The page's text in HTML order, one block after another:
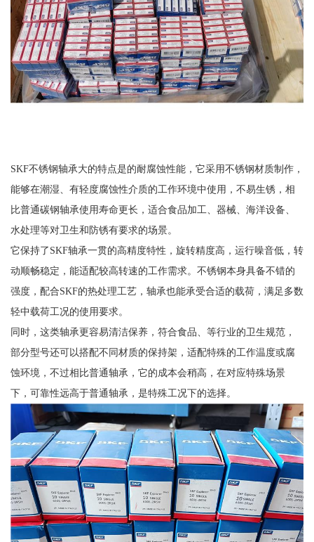
SKF不锈钢轴承大的特点是的耐腐蚀性能，它采用不锈钢材质制作，
能够在潮湿、有轻度腐蚀性介质的工作环境中使用，不易生锈，相
比普通碳钢轴承使用寿命更长，适合食品加工、器械、海洋设备、
水处理等对卫生和防锈有要求的场景。
它保持了SKF轴承一贯的高精度特性，旋转精度高，运行噪音低，转
动顺畅稳定，能适配较高转速的工作需求。不锈钢本身具备不错的
强度，配合SKF的热处理工艺，轴承也能承受合适的载荷，满足多数
轻中载荷工况的使用要求。
同时，这类轴承更容易清洁保养，符合食品、等行业的卫生规范，
部分型号还可以搭配不同材质的保持架，适配特殊的工作温度或腐
蚀环境，不过相比普通轴承，它的成本会稍高，在对应特殊场景
下，可靠性远高于普通轴承，是特殊工况下的选择。